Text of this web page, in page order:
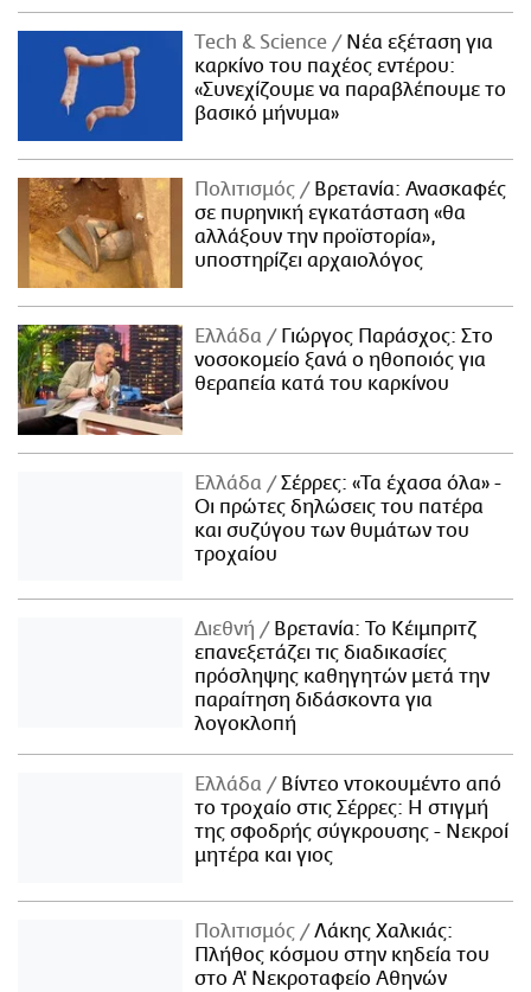
Τech & Science
Νέα εξέταση για
καρκίνο του παχέος εντέρου:
«Συνεχίζουμε να παραβλέπουμε το
βασικό μήνυμα»
Πολιτισμός
Βρετανία: Ανασκαφές
σε πυρηνική εγκατάσταση «θα
αλλάξουν την προϊστορία»,
υποστηρίζει αρχαιολόγος
Ελλάδα
Γιώργος Παράσχος: Στο
νοσοκομείο ξανά ο ηθοποιός για
θεραπεία κατά του καρκίνου
Ελλάδα
Σέρρες: «Τα έχασα όλα» -
Οι πρώτες δηλώσεις του πατέρα
και συζύγου των θυμάτων του
τροχαίου
Διεθνή
Βρετανία: Το Κέιμπριτζ
επανεξετάζει τις διαδικασίες
πρόσληψης καθηγητών μετά την
παραίτηση διδάσκοντα για
λογοκλοπή
Ελλάδα
Βίντεο ντοκουμέντο από
το τροχαίο στις Σέρρες: Η στιγμή
της σφοδρής σύγκρουσης - Νεκροί
μητέρα και γιος
Πολιτισμός
Λάκης Χαλκιάς:
Πλήθος κόσμου στην κηδεία του
στο Α' Νεκροταφείο Αθηνών